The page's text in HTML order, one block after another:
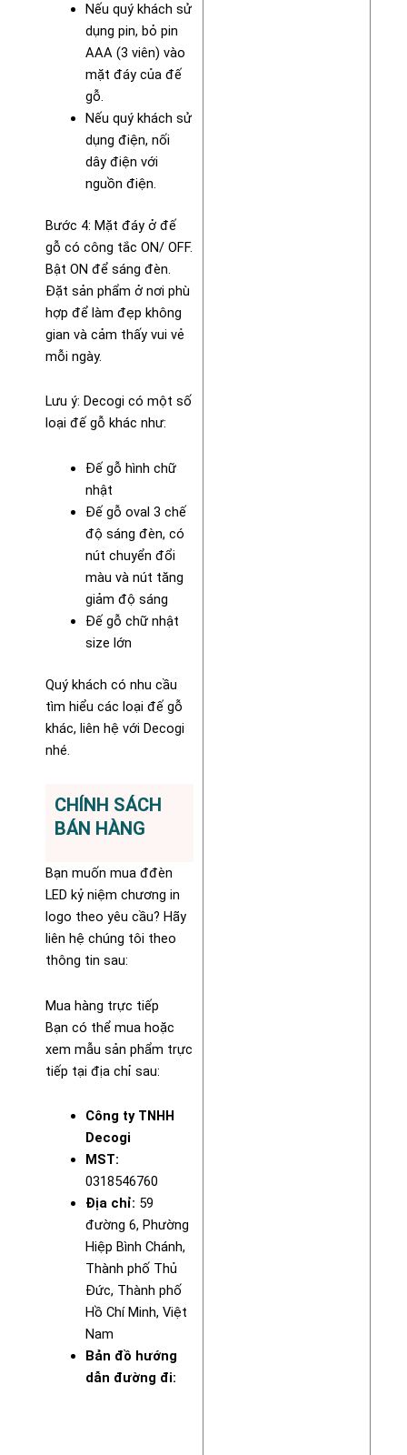
Nếu quý khách sử
dụng pin, bỏ pin
AAA (3 viên) vào
mặt đáy của đế
gỗ.
Nếu quý khách sử
dụng điện, nối
dây điện với
nguồn điện.
Bước 4: Mặt đáy ở đế
gỗ có công tắc ON/ OFF.
Bật ON để sáng đèn.
Đặt sản phẩm ở nơi phù
hợp để làm đẹp không
gian và cảm thấy vui vẻ
mỗi ngày.
Lưu ý: Decogi có một số
loại đế gỗ khác như:
Đế gỗ hình chữ
nhật
Đế gỗ oval 3 chế
độ sáng đèn, có
nút chuyển đổi
màu và nút tăng
giảm độ sáng
Đế gỗ chữ nhật
size lớn
Quý khách có nhu cầu
tìm hiểu các loại đế gỗ
khác, liên hệ với Decogi
nhé.
CHÍNH SÁCH
BÁN HÀNG
Bạn muốn mua đđèn
LED kỷ niệm chương in
logo theo yêu cầu? Hãy
liên hệ chúng tôi theo
thông tin sau:
Mua hàng trực tiếp
Bạn có thể mua hoặc
xem mẫu sản phẩm trực
tiếp tại địa chỉ sau:
Công ty TNHH
Decogi
MST:
0318546760
Địa chỉ: 59
đường 6, Phường
Hiệp Bình Chánh,
Thành phố Thủ
Đức, Thành phố
Hồ Chí Minh, Việt
Nam
Bản đồ hướng
dẫn đường đi: